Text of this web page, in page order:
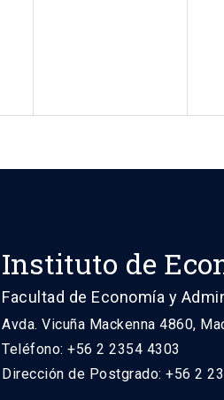
Instituto de
Facultad de Economía y
Avda. Vicuña Mackenna 4860,
Teléfono: +56 2 2354 4303
Dirección de Postgrado: +56 2